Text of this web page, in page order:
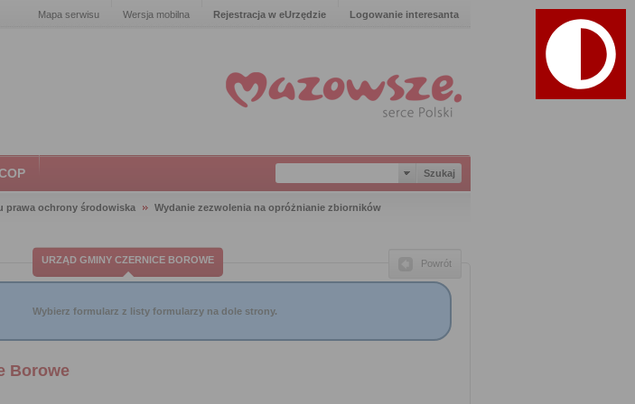
Mapa serwisu Wersja mobilna Rejestracja w eUrzędzie Logowanie interesanta
prawa ochrony środowiska
Wydanie zezwolenia na opróżnianie zbiorników
URZĄD GMINY CZERNICE BOROWE Powrót
Wybierz formularz z listy formularzy na dole strony.
Borowe